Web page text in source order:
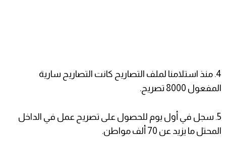
4. منذ استلامنا لملف التصاريح كانت التصاريح سارية
المفعول 8000 تصريح.
5. سجل في أول يوم للحصول على تصريح عمل في الداخل
المحتل ما يزيد عن 70 ألف مواطن.